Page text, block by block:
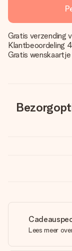
Gratis verzending
Klantbeoordeling
Gratis wenskaartje
Lees meer